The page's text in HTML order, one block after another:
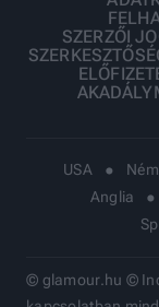
SZERZŐI
USA
Anglia
© glamour.hu ©